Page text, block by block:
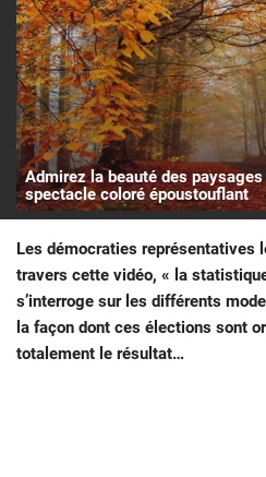
Admirez la beauté des paysages
spectacle coloré époustouflant
Les démocraties représentatives
travers cette vidéo, « la
s’interroge sur les différents
la façon dont ces élections sont
totalement le résultat…